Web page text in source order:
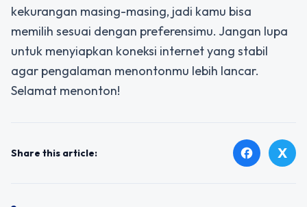
kekurangan masing-masing, jadi kamu bisa
memilih sesuai dengan preferensimu. Jangan lupa
untuk menyiapkan koneksi internet yang stabil
agar pengalaman menontonmu lebih lancar.
Selamat menonton!
Share this article: facebook X